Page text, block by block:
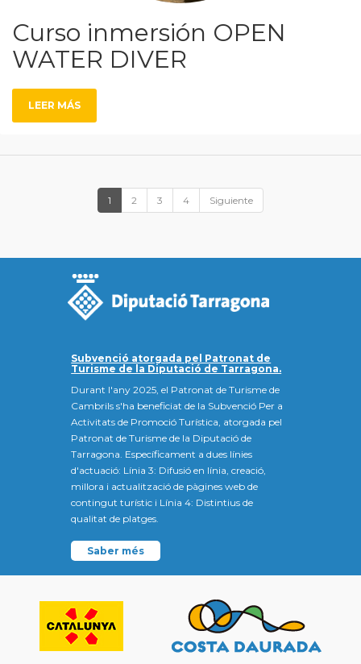
Curso inmersión OPEN
WATER DIVER
LEER MÁS
1 2 3 4 Siguiente
Subvenció atorgada pel Patronat de
Turisme de la Diputació de Tarragona.
Durant l'any 2025, el Patronat de Turisme de
Cambrils s'ha beneficiat de la Subvenció Per a
Activitats de Promoció Turística, atorgada pel
Patronat de Turisme de la Diputació de
Tarragona. Específicament a dues línies
d'actuació: Línia 3: Difusió en línia, creació,
millora i actualització de pàgines web de
contingut turístic i Línia 4: Distintius de
qualitat de platges.
Saber més